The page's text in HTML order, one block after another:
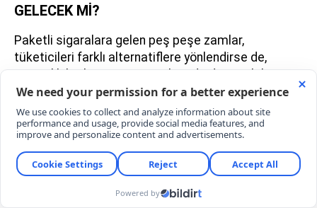
GELECEK Mİ?
Paketli sigaralara gelen peş peşe zamlar,
tüketicileri farklı alternatiflere yönlendirse de,
sarmalık kıyılmış tütün ürünlerinde de paralel
oranda fiyat artışları görülüyor. Tütün
bandrollerindeki güncellemeler bu artışın temel
sebebi olarak gösteriliyor.
YORUMLAR